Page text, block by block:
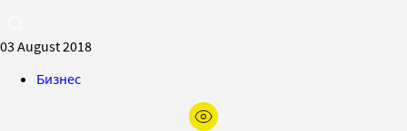
03 August 2018
Бизнес